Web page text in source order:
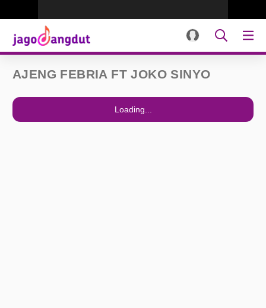
AJENG FEBRIA FT JOKO SINYO
Loading...